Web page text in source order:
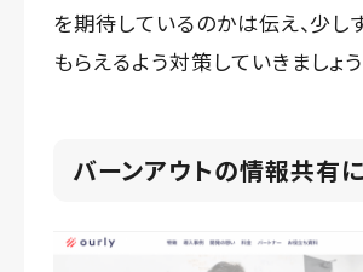
を期待しているのかは伝え、少し
もらえるよう対策していきましょう
バーンアウトの情報共有